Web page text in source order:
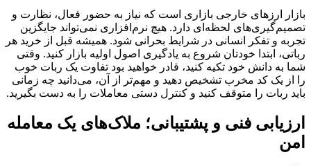
بازار ارزهای خارجی بازاری است که نیاز به حضور فعال، نظارت و
تصمیم‌گیری‌های لحظه‌ای دارد. هیچ نرم‌افزاری نمی‌تواند جایگزین
تجربه و تفکر انسانی در شرایط بحرانی شود. همیشه قبل از خرید هر
رباتی، ابتدا خودتان شروع به یادگیری اصول اولیه بازار کنید. وقتی
شما به دانش خود تکیه کنید، قادر خواهید بود تفاوت یک ربات خوب
را از یک کد مخرب تشخیص دهید و مهم‌تر از آن، می‌دانید چه زمانی
باید ربات را متوقف کنید و کنترل دستی معاملات را به دست بگیرید.
ارزیابی فنی و پشتیبانی؛ ملاک‌های یک معامله
امن